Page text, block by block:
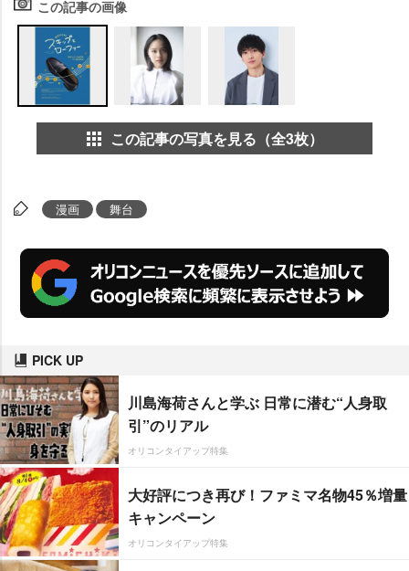
この記事の画像
この記事の写真を見る（全3枚）
漫画 舞台
PICK UP
川島海荷さんと学ぶ 日常に潜む“人身取
引”のリアル
オリコンタイアップ特集
大好評につき再び！ファミマ名物45％増量
キャンペーン
オリコンタイアップ特集